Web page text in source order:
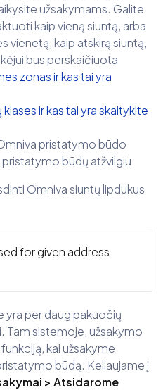
užsakymams. Galite
kaip vieną siuntą, arba
vienetą, kaip atskirą siuntą,
bus perskaičiuota
zonas ir kas tai yra
ir kas tai yra skaitykite
pristatymo būdo
būdų atžvilgiu
Omniva siuntų lipdukus
for given address
yra per daug pakuočių
Tam sistemoje, užsakymo
kai užsakyme
būdą. Keliaujame į
> Atsidarome